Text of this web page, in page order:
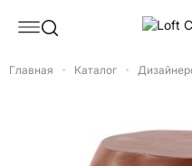
Главная Каталог